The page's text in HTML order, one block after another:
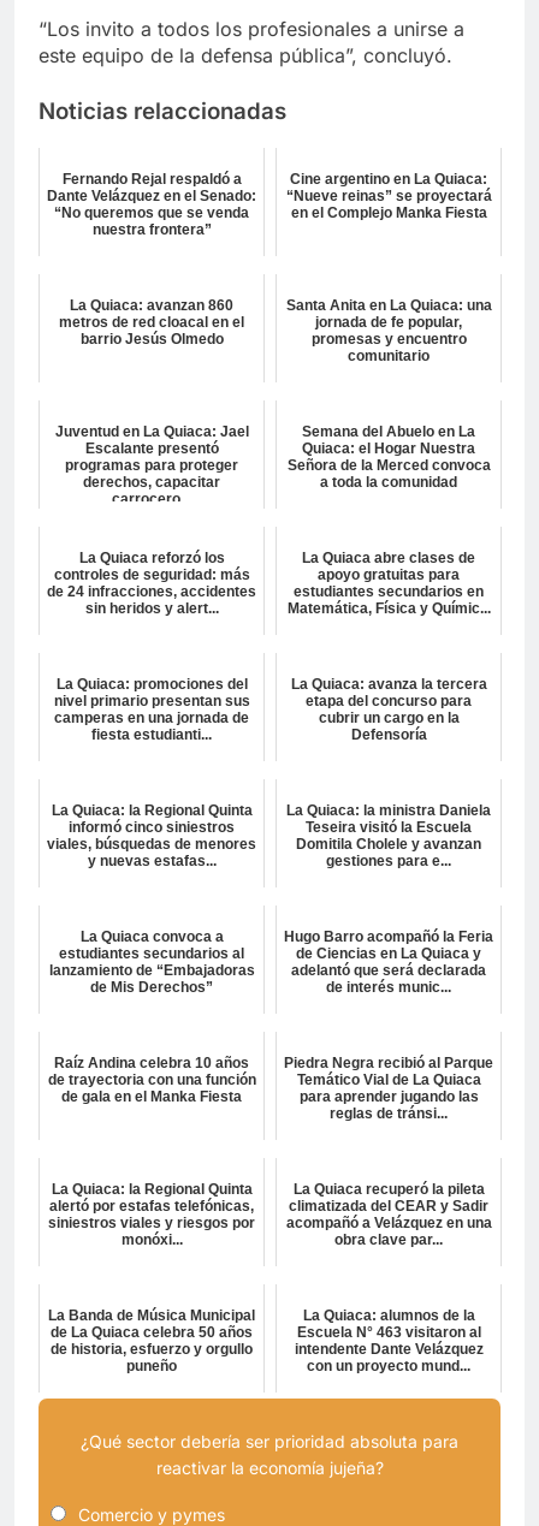
“Los invito a todos los profesionales a unirse a
este equipo de la defensa pública”, concluyó.
Noticias relaccionadas
Fernando Rejal respaldó a
Dante Velázquez en el Senado:
“No queremos que se venda
nuestra frontera”
Cine argentino en La Quiaca:
“Nueve reinas” se proyectará
en el Complejo Manka Fiesta
La Quiaca: avanzan 860
metros de red cloacal en el
barrio Jesús Olmedo
Santa Anita en La Quiaca: una
jornada de fe popular,
promesas y encuentro
comunitario
Juventud en La Quiaca: Jael
Escalante presentó
programas para proteger
derechos, capacitar
carrocero...
Semana del Abuelo en La
Quiaca: el Hogar Nuestra
Señora de la Merced convoca
a toda la comunidad
La Quiaca reforzó los
controles de seguridad: más
de 24 infracciones, accidentes
sin heridos y alert...
La Quiaca abre clases de
apoyo gratuitas para
estudiantes secundarios en
Matemática, Física y Químic...
La Quiaca: promociones del
nivel primario presentan sus
camperas en una jornada de
fiesta estudianti...
La Quiaca: avanza la tercera
etapa del concurso para
cubrir un cargo en la
Defensoría
La Quiaca: la Regional Quinta
informó cinco siniestros
viales, búsquedas de menores
y nuevas estafas...
La Quiaca: la ministra Daniela
Teseira visitó la Escuela
Domitila Cholele y avanzan
gestiones para e...
La Quiaca convoca a
estudiantes secundarios al
lanzamiento de “Embajadoras
de Mis Derechos”
Hugo Barro acompañó la Feria
de Ciencias en La Quiaca y
adelantó que será declarada
de interés munic...
Raíz Andina celebra 10 años
de trayectoria con una función
de gala en el Manka Fiesta
Piedra Negra recibió al Parque
Temático Vial de La Quiaca
para aprender jugando las
reglas de tránsi...
La Quiaca: la Regional Quinta
alertó por estafas telefónicas,
siniestros viales y riesgos por
monóxi...
La Quiaca recuperó la pileta
climatizada del CEAR y Sadir
acompañó a Velázquez en una
obra clave par...
La Banda de Música Municipal
de La Quiaca celebra 50 años
de historia, esfuerzo y orgullo
puneño
La Quiaca: alumnos de la
Escuela N° 463 visitaron al
intendente Dante Velázquez
con un proyecto mund...
¿Qué sector debería ser prioridad absoluta para
reactivar la economía jujeña?
Comercio y pymes